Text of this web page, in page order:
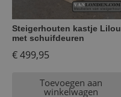
Steigerhouten kastje Lilou
met schuifdeuren
€499,95
Toevoegen aan
winkelwagen